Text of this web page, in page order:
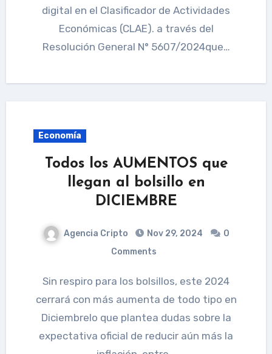
digital en el Clasificador de Actividades
Económicas (CLAE). a través del
Resolución General N° 5607/2024que…
Economía
Todos los AUMENTOS que
llegan al bolsillo en
DICIEMBRE
Agencia Cripto Nov 29, 2024
0
Comments
Sin respiro para los bolsillos, este 2024
cerrará con más aumenta de todo tipo en
Diciembrelo que plantea dudas sobre la
expectativa oficial de reducir aún más la